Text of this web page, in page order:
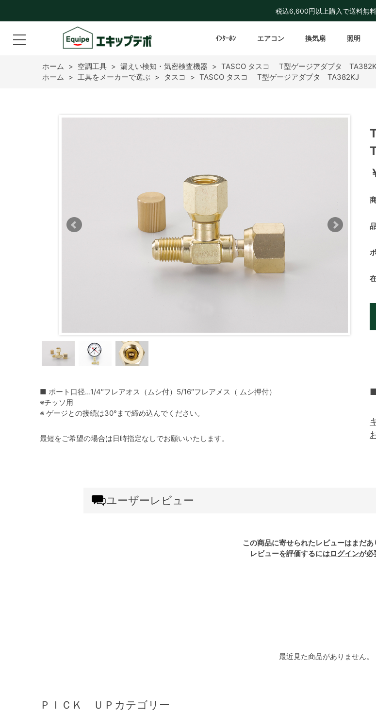
税込6,600円以上購入で送料無料
ｲﾝﾀｰﾎﾝ エアコン 換気扇 照明
ホーム > 空調工具 > 漏えい検知・気密検査機器 > TASCO タスコ T型ゲージアダプタ
ホーム > 工具をメーカーで選ぶ > タスコ > TASCO タスコ T型ゲージアダプタ TA382KJ
■ ポート口径…1/4″フレアオス（ムシ付）5/16″フレアメス（ ムシ押付）
※チッソ用
※ ゲージとの接続は30°まで締め込んでください。
最短をご希望の場合は日時指定なしでお願いいたします。
ユーザーレビュー
この商品に寄せられたレビューはまだあ
レビューを評価するにはログインが必
最近見た商品がありません。
ＰＩＣＫ ＵＰカテゴリー